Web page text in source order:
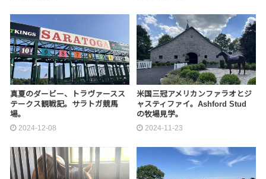
真夏のダービー、トラヴァースス
テークス観戦記。サラトガ競馬
場。
2024-12-08
米国三冠アメリカンファラオとジ
ャスティファイ。Ashford Stud
の牧場見学。
2024-11-23